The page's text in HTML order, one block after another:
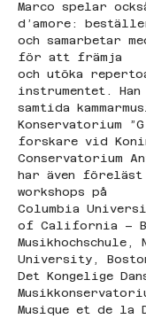
Marco spelar
d’amore:
och samarbetar
för att främja
och utöka
instrumentet.
samtida
Konservatorium
forskare vid
Conservatorium
har även
workshops på
Columbia
of California –
Musikhochschule,
University,
Det Kongelige
Musique et de la